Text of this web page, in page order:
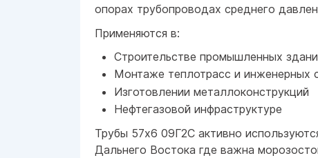
опорах трубопроводах среднего
Применяются в:
Строительстве промышленных
Монтаже теплотрасс и инженерных
Изготовлении металлоконструкций
Нефтегазовой инфраструктуре
Трубы 57x6 09Г2С активно
Дальнего Востока где важна